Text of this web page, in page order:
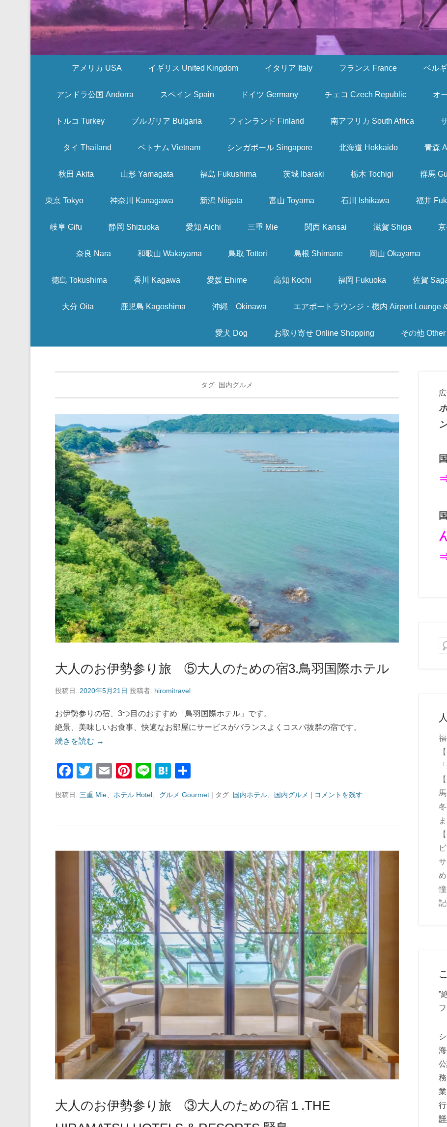
アメリカ USA イギリス United Kingdom イタリア Italy フランス France ベル
アンドラ公国 Andorra スペイン Spain ドイツ Germany チェコ Czech Republic オ
トルコ Turkey ブルガリア Bulgaria フィンランド Finland 南アフリカ South Africa
タイ Thailand ベトナム Vietnam シンガポール Singapore 北海道 Hokkaido 青森
秋田 Akita 山形 Yamagata 福島 Fukushima 茨城 Ibaraki 栃木 Tochigi 群馬
東京 Tokyo 神奈川 Kanagawa 新潟 Niigata 富山 Toyama 石川 Ishikawa 福井
岐阜 Gifu 静岡 Shizuoka 愛知 Aichi 三重 Mie 関西 Kansai 滋賀 Shiga
奈良 Nara 和歌山 Wakayama 鳥取 Tottori 島根 Shimane 岡山 Okayama
徳島 Tokushima 香川 Kagawa 愛媛 Ehime 高知 Kochi 福岡 Fukuoka 佐賀
大分 Oita 鹿児島 Kagoshima 沖縄 Okinawa エアポートラウンジ・機内 Airport Lounge
愛犬 Dog お取り寄せ Online Shopping その他 Other
タグ: 国内グルメ
大人のお伊勢参り旅 ⑤大人のための宿3.鳥羽国際ホテル
投稿日: 2020年5月21日 投稿者: hiromitravel
お伊勢参りの宿、3つ目のおすすめ「鳥羽国際ホテル」です。
絶景、美味しいお食事、快適なお部屋にサービスがバランスよくコスパ抜群の宿です。
続きを読む →
F
c
o
T
tt
E
ail
Pi
er
Li
e
H
e
投稿日: 三重 Mie ホテル Hotel グルメ Gourmet | タグ: 国内ホテル 国内グルメ | コメントを残す
大人のお伊勢参り旅 ③大人のための宿１.THE
め
”